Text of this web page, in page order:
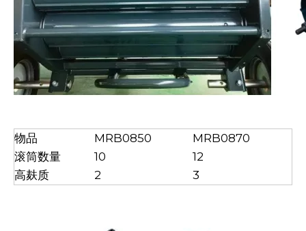
物品 MRB0850
MRB0870
滚筒数量
10
12
高麸质
2 3